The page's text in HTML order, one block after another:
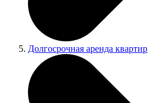
Долгосрочная аренда квартир